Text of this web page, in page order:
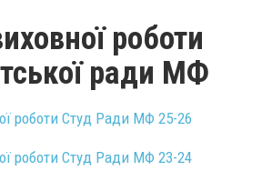
роботи
ради МФ
роботи Студ Ради МФ 25-26
роботи Студ Ради МФ 23-24